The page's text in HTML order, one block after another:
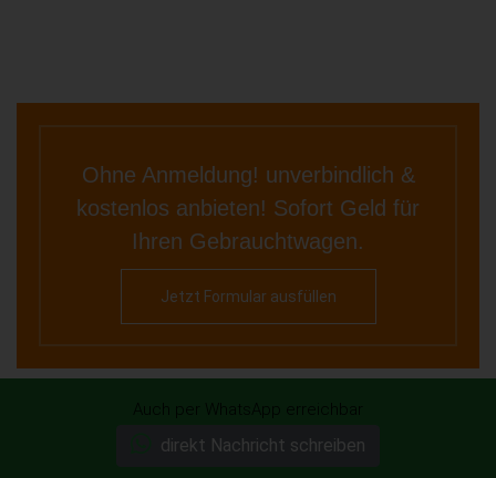
Ohne Anmeldung! unverbindlich &
kostenlos anbieten! Sofort Geld für
Ihren Gebrauchtwagen.
Jetzt Formular ausfüllen
Auch per WhatsApp erreichbar
direkt Nachricht schreiben